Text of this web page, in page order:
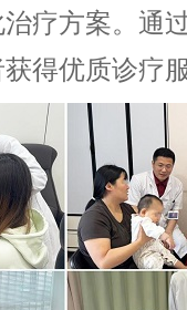
疗方案。通
得优质诊疗